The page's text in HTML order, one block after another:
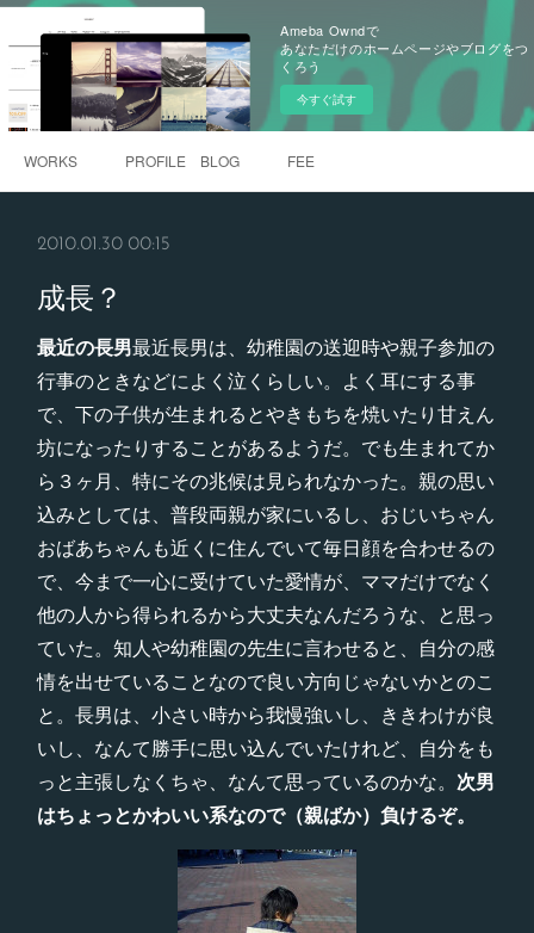
Ameba Owndで
あなただけのホームページやブログをつ
くろう
今すぐ試す
WORKS PROFILE BLOG FEE
2010.01.30 00:15
成長？
最近の長男最近長男は、幼稚園の送迎時や親子参加の
行事のときなどによく泣くらしい。よく耳にする事
で、下の子供が生まれるとやきもちを焼いたり甘えん
坊になったりすることがあるようだ。でも生まれてか
ら３ヶ月、特にその兆候は見られなかった。親の思い
込みとしては、普段両親が家にいるし、おじいちゃん
おばあちゃんも近くに住んでいて毎日顔を合わせるの
で、今まで一心に受けていた愛情が、ママだけでなく
他の人から得られるから大丈夫なんだろうな、と思っ
ていた。知人や幼稚園の先生に言わせると、自分の感
情を出せていることなので良い方向じゃないかとのこ
と。長男は、小さい時から我慢強いし、ききわけが良
いし、なんて勝手に思い込んでいたけれど、自分をも
っと主張しなくちゃ、なんて思っているのかな。 次男
はちょっとかわいい系なので（親ばか）負けるぞ。